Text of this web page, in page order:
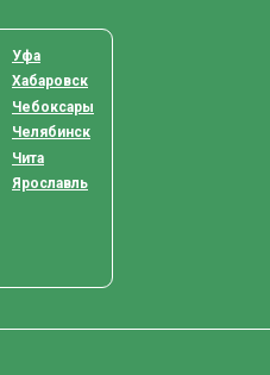
Уфа
Хабаровск
Чебоксары
Челябинск
Чита
Ярославль